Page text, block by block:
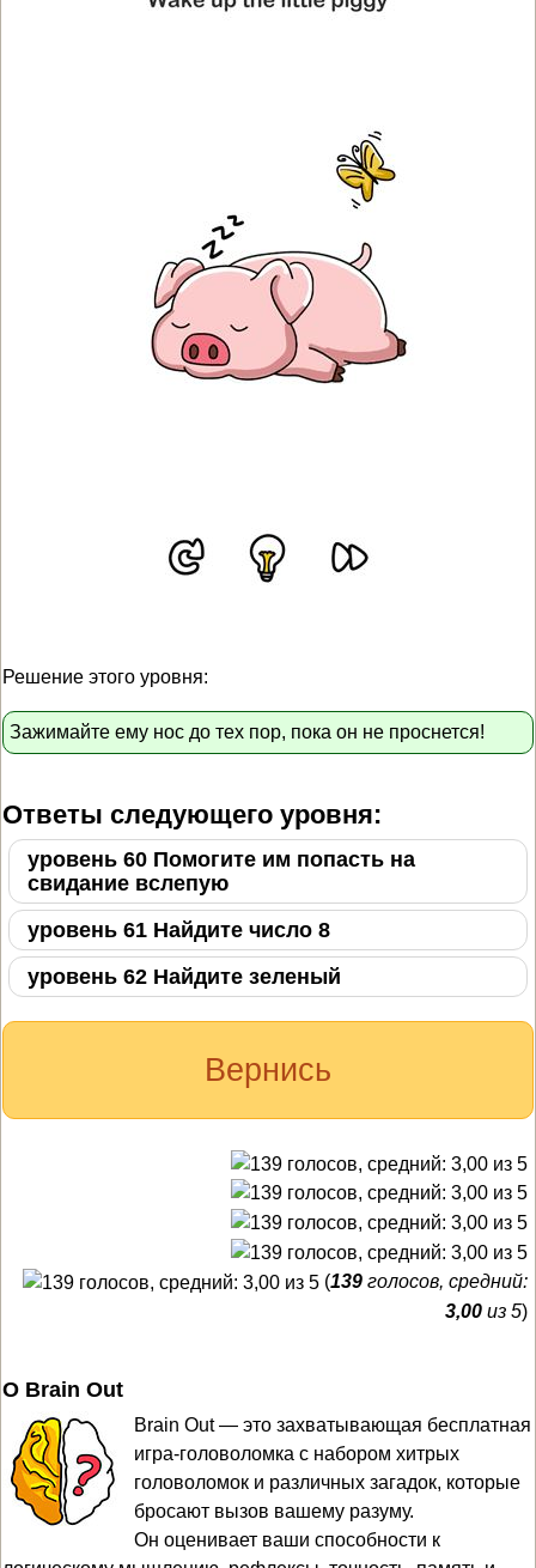
Решение этого уровня:
Зажимайте ему нос до тех пор, пока он не проснется!
Ответы следующего уровня:
уровень 60 Помогите им попасть на
свидание вслепую
уровень 61 Найдите число 8
уровень 62 Найдите зеленый
Вернись
(139 голосов, средний:
3,00 из 5)
О Brain Out
Brain Out — это захватывающая бесплатная
игра-головоломка с набором хитрых
головоломок и различных загадок, которые
бросают вызов вашему разуму.
Он оценивает ваши способности к